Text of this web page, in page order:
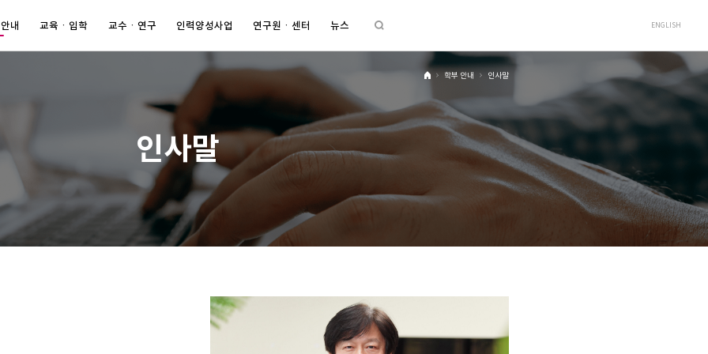
내 교육ㆍ입학 교수ㆍ연구 인력양성사업 연구원ㆍ센터 뉴스 ENGLISH
H
e
학부 안내 인사말
인사말